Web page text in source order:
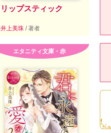
リップスティック
井上美珠 / 著者
エタニティ文庫・赤